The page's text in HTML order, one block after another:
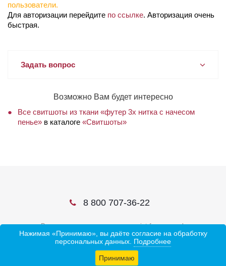
пользователи.
Для авторизации перейдите по ссылке. Авторизация очень
быстрая.
Задать вопрос
Возможно Вам будет интересно
Все свитшоты из ткани «футер 3х нитка с начесом
пенье» в каталоге «Свитшоты»
8 800 707-36-22
В соцсетях ищите нас по слову ivtrf или ивтрф
Нажимая «Принимаю», вы даёте согласие на обработку
персональных данных. Подробнее
Принимаю